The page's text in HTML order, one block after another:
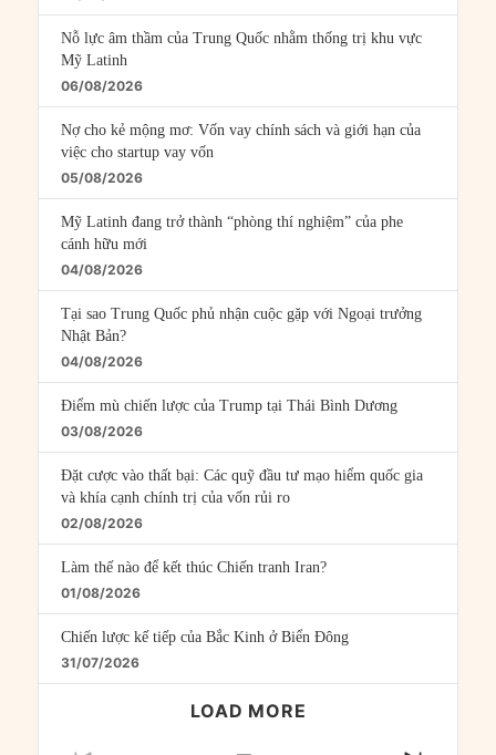
Nỗ lực âm thầm của Trung Quốc nhằm thống trị khu vực
Mỹ Latinh
06/08/2026
Nợ cho kẻ mộng mơ: Vốn vay chính sách và giới hạn của
việc cho startup vay vốn
05/08/2026
Mỹ Latinh đang trở thành “phòng thí nghiệm” của phe
cánh hữu mới
04/08/2026
Tại sao Trung Quốc phủ nhận cuộc gặp với Ngoại trưởng
Nhật Bản?
04/08/2026
Điểm mù chiến lược của Trump tại Thái Bình Dương
03/08/2026
Đặt cược vào thất bại: Các quỹ đầu tư mạo hiểm quốc gia
và khía cạnh chính trị của vốn rủi ro
02/08/2026
Làm thế nào để kết thúc Chiến tranh Iran?
01/08/2026
Chiến lược kế tiếp của Bắc Kinh ở Biển Đông
31/07/2026
LOAD MORE